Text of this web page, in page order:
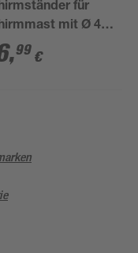
für
mit Ø 48
Stahl 50,4 x 40,4
cm
,99 €